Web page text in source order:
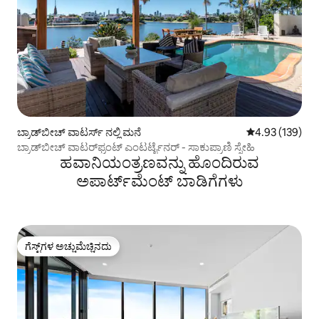
ಬ್ರಾಡ್‌ಬೀಚ್ ವಾಟರ್ಸ್ ನಲ್ಲಿ ಮನೆ 5 ರಲ್ಲಿ 4.93
4.93 (139)
ಬ್ರಾಡ್‌ಬೀಚ್ ವಾಟರ್‌ಫ್ರಂಟ್ ಎಂಟರ್ಟೈನರ್ - ಸಾಕುಪ್ರಾಣಿ ಸ್ನೇಹಿ
ಹವಾನಿಯಂತ್ರಣವನ್ನು ಹೊಂದಿರುವ
ಅಪಾರ್ಟ್‌ಮೆಂಟ್‌ ಬಾಡಿಗೆಗಳು
ಗೆಸ್ಟ್‌ಗಳ ಅಚ್ಚುಮೆಚ್ಚಿನದು
ಗೆಸ್ಟ್‌ಗಳ ಅಚ್ಚುಮೆಚ್ಚಿನದು